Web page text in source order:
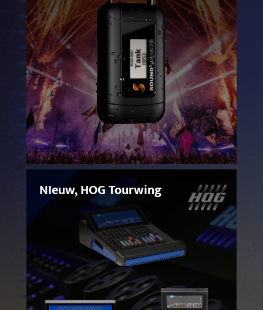
NIeuw, HOG Tourwing